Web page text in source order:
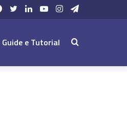
Telegram
Instagram
YouTube
LinkedIn
Twitter
Facebook
Guide e Tutorial Cerca: